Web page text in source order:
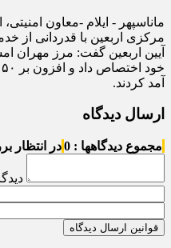
ماناسپهر - ایلام -معاون
مرکزی اربعین با قدردانی از
آیین اربعین گفت: مرز مهران
آمد کردند.
ارسال دیدگاه
مجموع دیدگاهها : 0 در انتظار
قوانین ارسال دیدگاه